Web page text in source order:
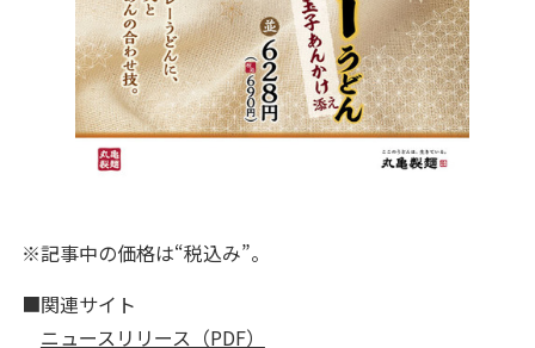
※記事中の価格は“税込み”。
■関連サイト
ニュースリリース（PDF）